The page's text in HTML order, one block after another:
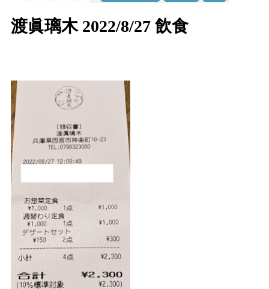
渡眞璃木 2022/8/27 飲食